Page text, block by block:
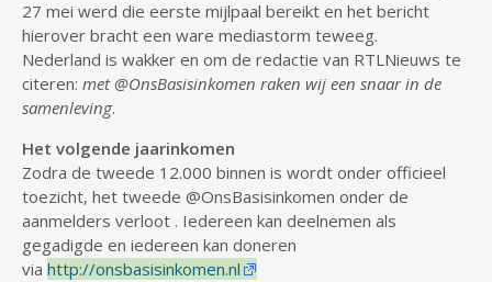
27 mei werd die eerste mijlpaal bereikt en het bericht
hierover bracht een ware mediastorm teweeg.
Nederland is wakker en om de redactie van RTLNieuws te
citeren: met @OnsBasisinkomen raken wij een snaar in de
samenleving.
Het volgende jaarinkomen
Zodra de tweede 12.000 binnen is wordt onder officieel
toezicht, het tweede @OnsBasisinkomen onder de
aanmelders verloot . Iedereen kan deelnemen als
gegadigde en iedereen kan doneren
via http://onsbasisinkomen.nl